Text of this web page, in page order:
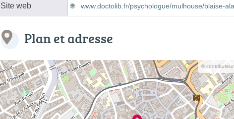
Site web www.doctolib.fr/psychologue/mulhouse/blaise-
Plan et adresse
©